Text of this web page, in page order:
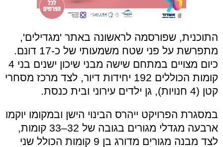
התוכנית, שפורסמה לראשונה באתר 'מגדילים',
מתפרשת על פני שטח משמעותי של כ-17 דונם.
כיום מצויים במתחם שישה מבני שיכון ישנים בני 4
קומות הכוללים 192 יחידות דיור, לצד מרכז מסחרי
קטן (4 חנויות), גן ילדים עירוני ובית כנסת.
במסגרת הפרויקט ייהרס הבינוי הישן ובמקומו יוקמו
ארבעה מגדלי מגורים בגובה של 32–33 קומות,
לצד מבנה מגורים מדורג בן 9 קומות הכולל שני